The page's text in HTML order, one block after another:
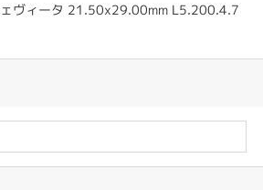
ェヴィータ 21.50x29.00mm L5.200.4.7